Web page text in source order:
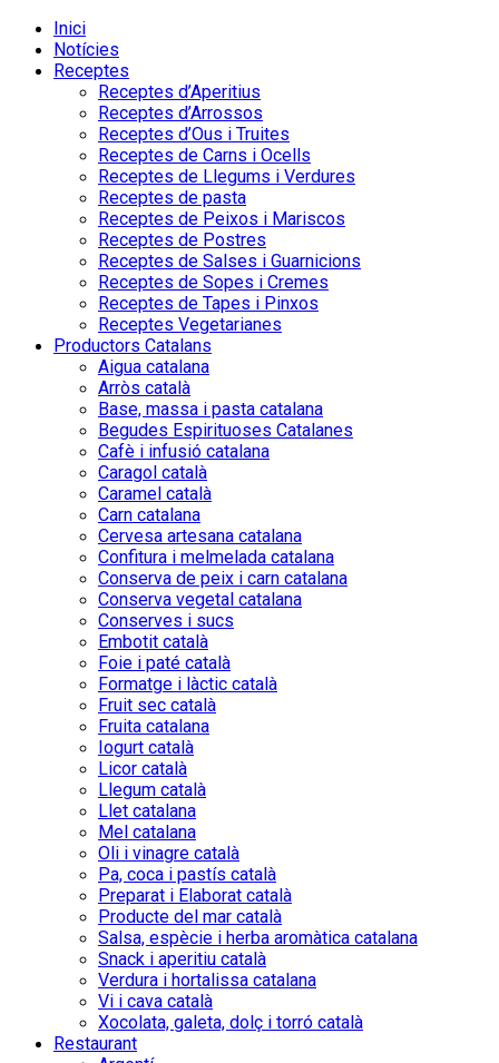
Inici
Notícies
Receptes
Receptes d’Aperitius
Receptes d’Arrossos
Receptes d’Ous i Truites
Receptes de Carns i Ocells
Receptes de Llegums i Verdures
Receptes de pasta
Receptes de Peixos i Mariscos
Receptes de Postres
Receptes de Salses i Guarnicions
Receptes de Sopes i Cremes
Receptes de Tapes i Pinxos
Receptes Vegetarianes
Productors Catalans
Aigua catalana
Arròs català
Base, massa i pasta catalana
Begudes Espirituoses Catalanes
Cafè i infusió catalana
Caragol català
Caramel català
Carn catalana
Cervesa artesana catalana
Confitura i melmelada catalana
Conserva de peix i carn catalana
Conserva vegetal catalana
Conserves i sucs
Embotit català
Foie i paté català
Formatge i làctic català
Fruit sec català
Fruita catalana
Iogurt català
Licor català
Llegum català
Llet catalana
Mel catalana
Oli i vinagre català
Pa, coca i pastís català
Preparat i Elaborat català
Producte del mar català
Salsa, espècie i herba aromàtica catalana
Snack i aperitiu català
Verdura i hortalissa catalana
Vi i cava català
Xocolata, galeta, dolç i torró català
Restaurant